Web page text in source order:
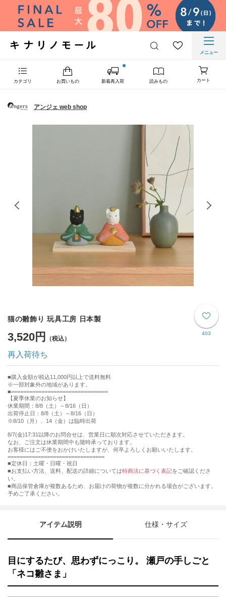
メニュー
カテゴリ お買いもの 新着再入荷 読みもの カート
アンジェ web shop
403
猫の雛飾り 玩具工房 日本製
3,520円
再入荷待ち
購入金額が税込11,000円以上で送料無料
※一部対象外の地域があります。
================================
【夏季休業のお知らせ】
休業期間：8/8（土）～8/16（日）
出荷停止日：8/8（土）～8/16（日）
※8/10（月）、14（金）は臨時出荷
8/7(金)17:31以降のお問合せは、営業日に順次対応させていただきます。
なお、ご注文は休業期間中も随時承っております。
お客様にはご不便をおかけいたしますが、何卒よろしくお願いいたします。
================================
■定休日：土曜・日曜・祝日
■お支払い方法、送料、配送の詳細については特商法に基づく表記をご確認くださ
い。
■商品保管倉庫が複数あるため、お届けの荷物が複数に分かれる場合がございます。
予めご了承ください。
アイテム説明 仕様・サイズ
目にするたび、思わずにっこり。 瀬戸の手しごと
「ネコ雛さま」